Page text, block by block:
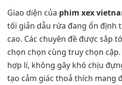
Giao diện của phim xex
tối giản dẫu rứa đang ổn định
cao. Các chuyên đề được sắp
chọn chọn cùng truy chọn
hợp lí, không gây khó chịu
tạo cảm giác thoả thích mang